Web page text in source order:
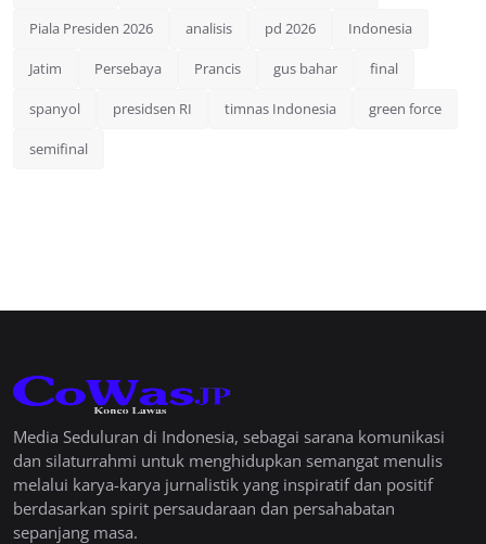
Piala Presiden 2026 analisis pd 2026 Indonesia
Jatim Persebaya Prancis gus bahar final
spanyol presidsen RI timnas Indonesia green force
semifinal
Media Seduluran di Indonesia, sebagai sarana komunikasi
dan silaturrahmi untuk menghidupkan semangat menulis
melalui karya-karya jurnalistik yang inspiratif dan positif
berdasarkan spirit persaudaraan dan persahabatan
sepanjang masa.